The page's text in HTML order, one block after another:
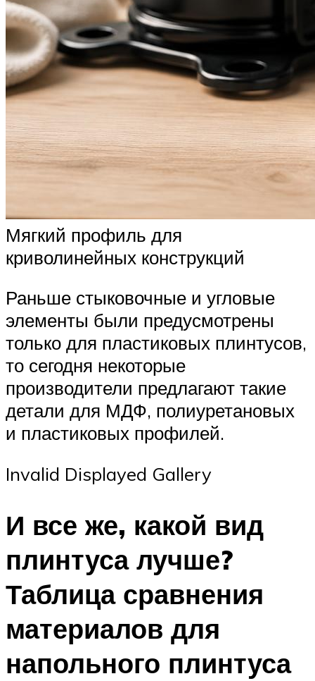
Мягкий профиль для
криволинейных конструкций
Раньше стыковочные и угловые
элементы были предусмотрены
только для пластиковых плинтусов,
то сегодня некоторые
производители предлагают такие
детали для МДФ, полиуретановых
и пластиковых профилей.
Invalid Displayed Gallery
И все же, какой вид
плинтуса лучше?
Таблица сравнения
материалов для
напольного плинтуса